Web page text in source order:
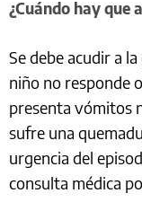
¿Cuándo hay que
Se debe acudir a
niño no responde
presenta vómitos
sufre una
urgencia del
consulta médica